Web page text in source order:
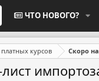
ЧТО НОВОГО?
курсов Скоро